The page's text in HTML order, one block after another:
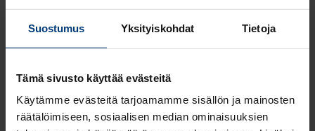
Suostumus Yksityiskohdat Tietoja
Tämä sivusto käyttää evästeitä
Käytämme evästeitä tarjoamamme sisällön ja mainosten
räätälöimiseen, sosiaalisen median ominaisuuksien